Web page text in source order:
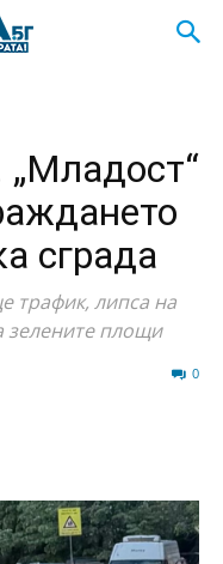
сграда
трафик, липса на
зелените площи
0